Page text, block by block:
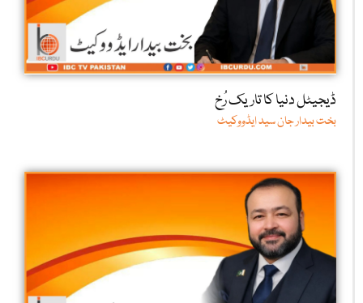
ڈیجیٹل دنیا کا تاریک رُخ
بخت بیدار جان سید ایڈووکیٹ